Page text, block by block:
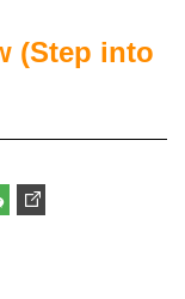
(Step into